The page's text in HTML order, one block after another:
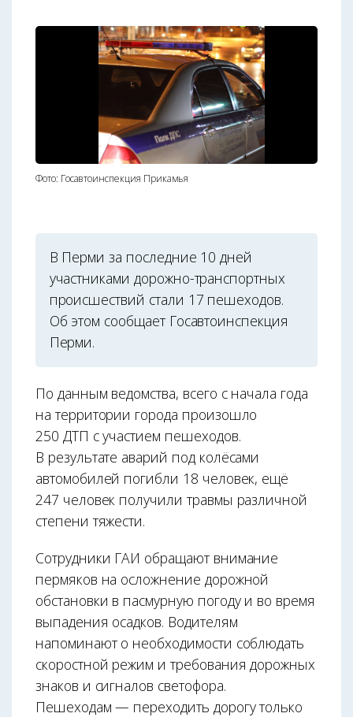
Фото: Госавтоинспекция Прикамья
В Перми за последние 10 дней
участниками дорожно-транспортных
происшествий стали 17 пешеходов.
Об этом сообщает Госавтоинспекция
Перми.
По данным ведомства, всего с начала года
на территории города произошло
250 ДТП с участием пешеходов.
В результате аварий под колёсами
автомобилей погибли 18 человек, ещё
247 человек получили травмы различной
степени тяжести.
Сотрудники ГАИ обращают внимание
пермяков на осложнение дорожной
обстановки в пасмурную погоду и во время
выпадения осадков. Водителям
напоминают о необходимости соблюдать
скоростной режим и требования дорожных
знаков и сигналов светофора.
Пешеходам — переходить дорогу только